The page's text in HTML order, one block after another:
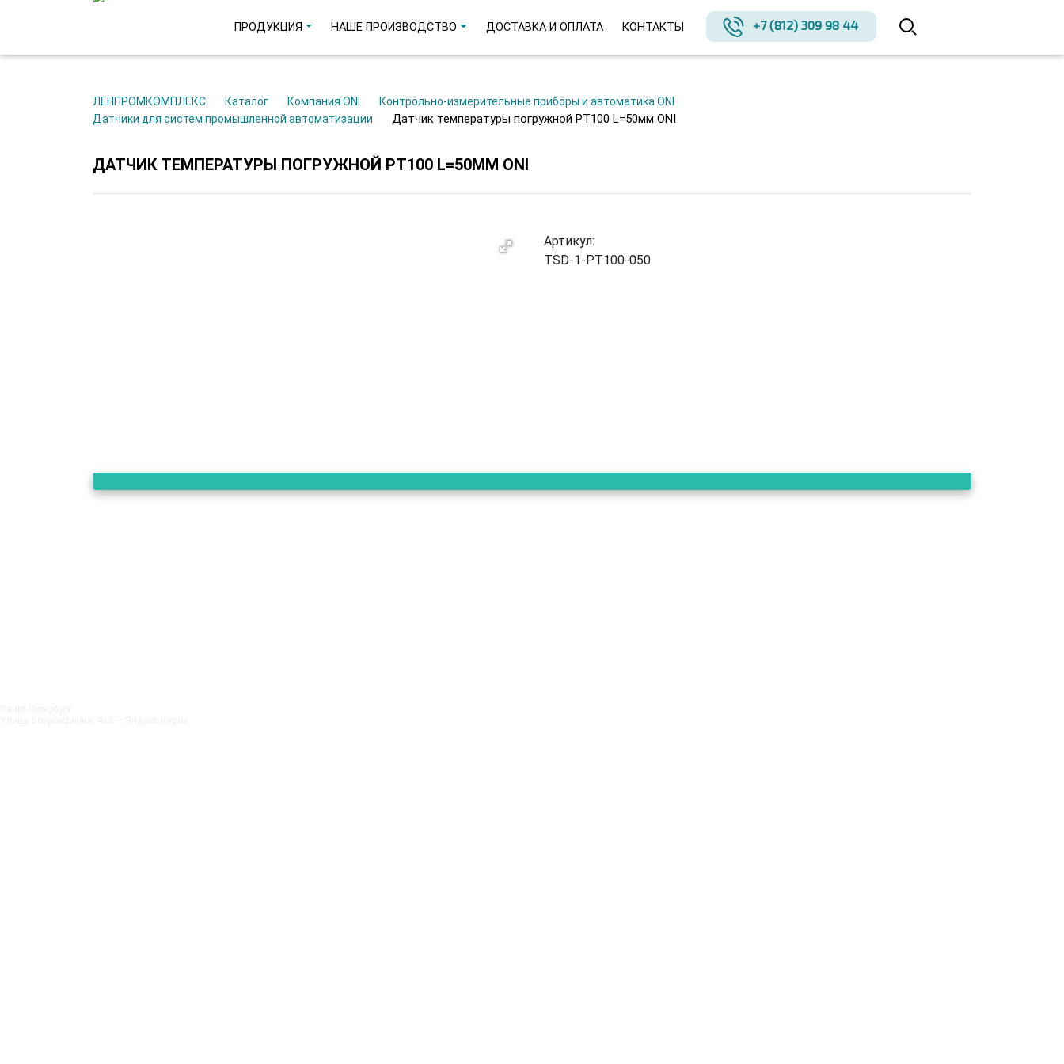
ПРОДУКЦИЯ НАШЕ ПРОИЗВОДСТВО ДОСТАВКА И ОПЛАТА КОНТАКТЫ +7 (812) 309 98 44
ЛЕНПРОМКОМПЛЕКС Каталог Компания ONI
Контрольно-измерительные приборы и автоматика ONI
Датчики для систем промышленной автоматизации
Датчик температуры погружной PT100 L=50мм ONI
ДАТЧИК ТЕМПЕРАТУРЫ ПОГРУЖНОЙ PT100 L=50ММ ONI
Артикул:
TSD-1-PT100-050